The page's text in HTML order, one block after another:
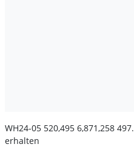
WH24-05 520,495 6,871,258
erhalten